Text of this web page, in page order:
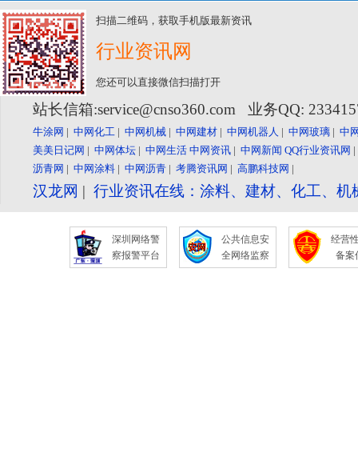
扫描二维码，获取手机版最新资讯
行业资讯网
您还可以直接微信扫描打开
站长信箱:service@cnso360.com 业务QQ:
牛涂网 | 中网化工 | 中网机械 | 中网建材 | 中网机器人 | 中网玻璃 | 中
美美日记网 | 中网体坛 | 中网生活 中网资讯 | 中网新闻 QQ行业资讯网
沥青网 | 中网涂料 | 中网沥青 | 考腾资讯网 | 高鹏科技网 |
汉龙网 | 行业资讯在线：涂料、建材、化工、
深圳网络警
察报警平台
公共信息安
全网络监察
经营
备案